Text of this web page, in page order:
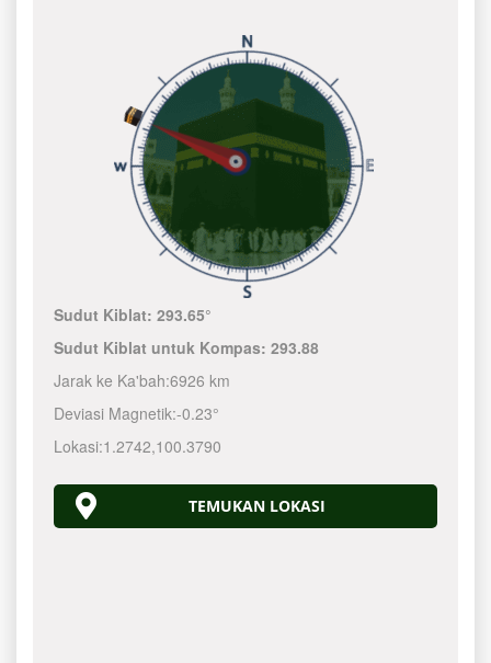
Sudut Kiblat:293.65°
Sudut Kiblat untuk Kompas:293.88
Jarak ke Ka'bah:6926 km
Deviasi Magnetik:-0.23°
Lokasi:1.2742,100.3790
TEMUKAN LOKASI